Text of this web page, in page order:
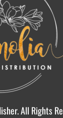
All Rights